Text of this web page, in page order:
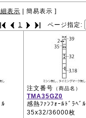
表示 簡易表示 ]
1 ページ指定:
ﾙ
注文番号 （商品名）
TMA35GZ0
感熱ﾌｧﾝﾌｫｰﾙﾄﾞﾗﾍﾞﾙ
35x32/36000枚